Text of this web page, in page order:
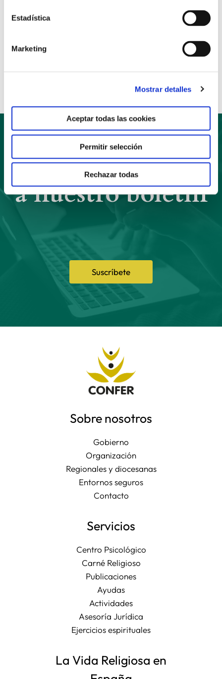
Estadística
Marketing
Mostrar detalles
Aceptar todas las cookies
Permitir selección
Rechazar todas
Anterior Siguiente
Suscríbete
Suscríbete
a nuestro boletín
Sobre nosotros
Gobierno
Organización
Regionales y diocesanas
Entornos seguros
Contacto
Servicios
Centro Psicológico
Carné Religioso
Publicaciones
Ayudas
Actividades
Asesoría Jurídica
Ejercicios espirituales
La Vida Religiosa en